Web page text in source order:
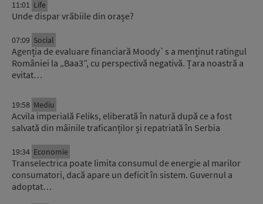
11:01 Life
Unde dispar vrăbiile din orașe?
07:09 Social
Agenția de evaluare financiară Moody`s a menținut ratingul
României la „Baa3”, cu perspectivă negativă. Țara noastră a
evitat…
19:58 Mediu
Acvila imperială Feliks, eliberată în natură după ce a fost
salvată din mâinile traficanților și repatriată în Serbia
19:34 Economie
Transelectrica poate limita consumul de energie al marilor
consumatori, dacă apare un deficit în sistem. Guvernul a
adoptat…